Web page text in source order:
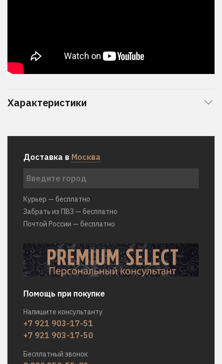
Характеристики
Доставка в Москва
Курьер — бесплатно
Забрать из ПВЗ — бесплатно
Почтой России — бесплатно
Помощь при покупке
Напишите консультанту
+7 921 903-17-51
+7 921 903-17-50
Бесплатный звонок